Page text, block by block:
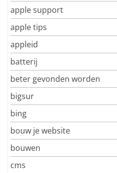
apple support
apple tips
appleid
batterij
beter gevonden worden
bigsur
bing
bouw je website
bouwen
cms